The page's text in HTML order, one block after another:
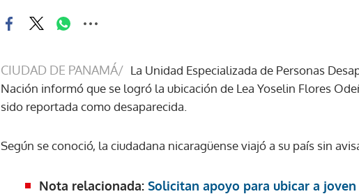
CIUDAD DE PANAMÁ/ La Unidad Especializada de Personas
Nación informó que se logró la ubicación de Lea Yoselin Flores
sido reportada como desaparecida.
Según se conoció, la ciudadana nicaragüense viajó a su país sin
Nota relacionada: Solicitan apoyo para ubicar a